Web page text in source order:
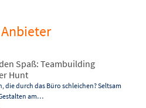
Spaß: Teambuilding
Hunt
die durch das Büro schleichen? Seltsam
am…